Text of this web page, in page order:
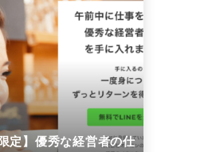
定】優秀な経営者の仕